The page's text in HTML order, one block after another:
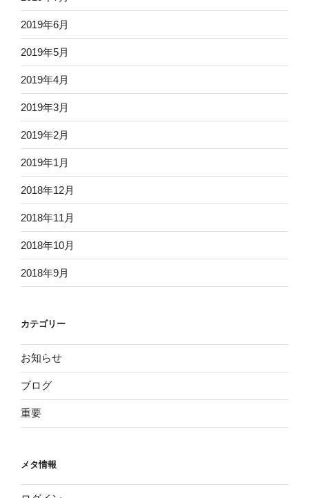
2019年6月
2019年5月
2019年4月
2019年3月
2019年2月
2019年1月
2018年12月
2018年11月
2018年10月
2018年9月
カテゴリー
お知らせ
ブログ
重要
メタ情報